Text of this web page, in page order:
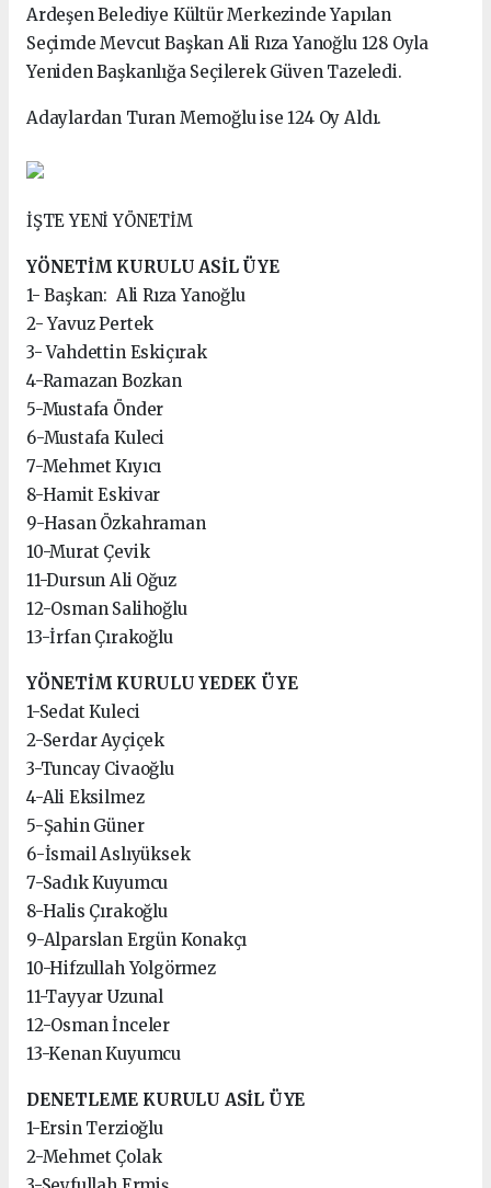
Ardeşen Belediye Kültür Merkezinde Yapılan
Seçimde Mevcut Başkan Ali Rıza Yanoğlu 128 Oyla
Yeniden Başkanlığa Seçilerek Güven Tazeledi.
Adaylardan Turan Memoğlu ise 124 Oy Aldı.
İŞTE YENİ YÖNETİM
YÖNETİM KURULU ASİL ÜYE
1- Başkan: Ali Rıza Yanoğlu
2- Yavuz Pertek
3- Vahdettin Eskiçırak
4-Ramazan Bozkan
5-Mustafa Önder
6-Mustafa Kuleci
7-Mehmet Kıyıcı
8-Hamit Eskivar
9-Hasan Özkahraman
10-Murat Çevik
11-Dursun Ali Oğuz
12-Osman Salihoğlu
13-İrfan Çırakoğlu
YÖNETİM KURULU YEDEK ÜYE
1-Sedat Kuleci
2-Serdar Ayçiçek
3-Tuncay Civaoğlu
4-Ali Eksilmez
5-Şahin Güner
6-İsmail Aslıyüksek
7-Sadık Kuyumcu
8-Halis Çırakoğlu
9-Alparslan Ergün Konakçı
10-Hifzullah Yolgörmez
11-Tayyar Uzunal
12-Osman İnceler
13-Kenan Kuyumcu
DENETLEME KURULU ASİL ÜYE
1-Ersin Terzioğlu
2-Mehmet Çolak